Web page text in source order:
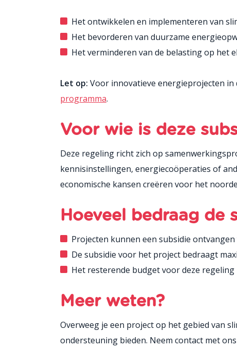
Het ontwikkelen en implementeren van
Het bevorderen van duurzame
Het verminderen van de belasting op het
Let op: Voor innovatieve energieprojecten
programma.
Voor wie is deze
Deze regeling richt zich op
kennisinstellingen, energiecoöperaties of
economische kansen creëren voor het
Hoeveel bedraag de
Projecten kunnen een subsidie ontvangen
De subsidie voor het project bedraagt
Het resterende budget voor deze
Meer weten?
Overweeg je een project op het gebied van
ondersteuning bieden. Neem contact met